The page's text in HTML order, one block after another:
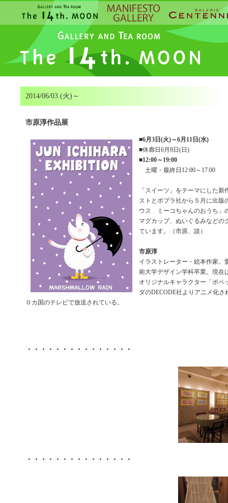
2014/06/03 (火)～
市原淳作品展
■6月3日(火)～6月11日(水)
■休廊日6月8日(日)
■12:00～19:00
土曜・最終日12:00～17:00
「スイーツ」をテーマにした
ストとポプラ社から５月に出版
ウス ミーコちゃんのおうち」
マグカップ、ぬいぐるみなどの
ています。（市原、談）
市原淳
イラストレーター・絵本作家。
術大学デザイン学科卒業。現在
オリジナルキャラクター「ポペ
ダのDECODE社よりアニメ化さ
０カ国のテレビで放送されている。
・・・・・・・・・・・・・・・
・・・・・・・・・・・・・・・